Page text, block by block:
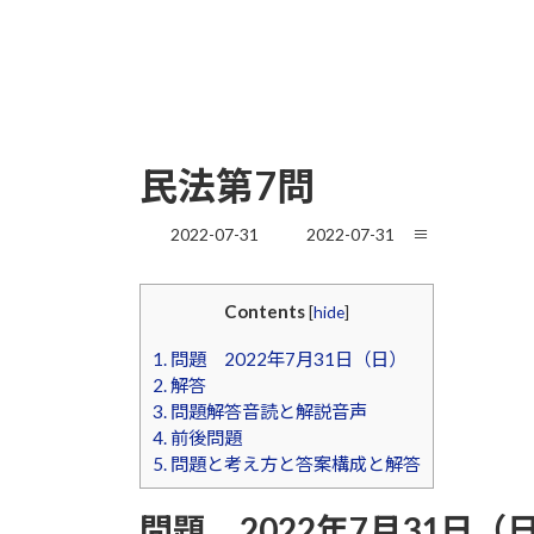
民法第7問
2022-07-31
最
更
新
時
:
2022-07-31 ≡
Contents[hide]
1. 問題 2022年7月31日（日）
2.解答
3. 問題解答音読と解説音声
4. 前後問題
5. 問題と考え方と答案構成と解答